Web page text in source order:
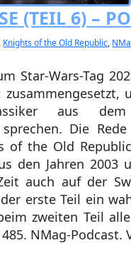
(TEIL 6) –
, Knights of the Old Republic,
Star-Wars-Tag
aus dem
sprechen. Die
of the Old
den Jahren 2003
auch auf der
erste Teil ein
zweiten Teil
NMag-Podcast.